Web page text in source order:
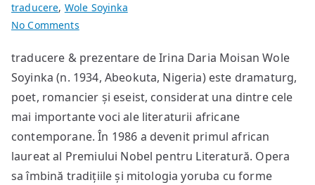
traducere, Wole Soyinka
No Commentson
de
Wole
Soyinka
traducere & prezentare de Irina Daria Moisan Wole
Soyinka (n. 1934, Abeokuta, Nigeria) este dramaturg,
poet, romancier și eseist, considerat una dintre cele
mai importante voci ale literaturii africane
contemporane. În 1986 a devenit primul african
laureat al Premiului Nobel pentru Literatură. Opera
sa îmbină tradițiile și mitologia yoruba cu forme